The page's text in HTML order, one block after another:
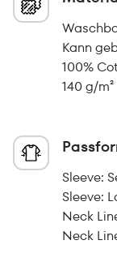
Kann
100%
140 g/m²
Sleeve:
Sleeve:
Neck
Neck